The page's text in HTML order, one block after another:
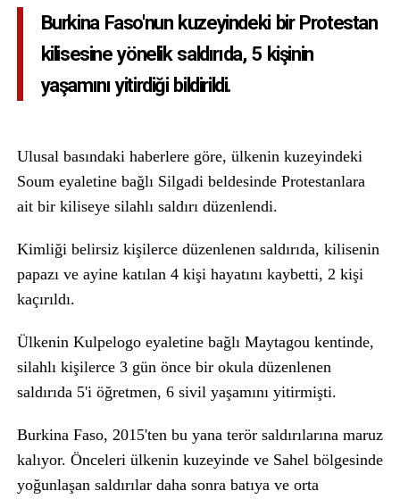
Burkina Faso'nun kuzeyindeki bir Protestan
kilisesine yönelik saldırıda, 5 kişinin
yaşamını yitirdiği bildirildi.
Ulusal basındaki haberlere göre, ülkenin kuzeyindeki
Soum eyaletine bağlı Silgadi beldesinde Protestanlara
ait bir kiliseye silahlı saldırı düzenlendi.
Kimliği belirsiz kişilerce düzenlenen saldırıda, kilisenin
papazı ve ayine katılan 4 kişi hayatını kaybetti, 2 kişi
kaçırıldı.
Ülkenin Kulpelogo eyaletine bağlı Maytagou kentinde,
silahlı kişilerce 3 gün önce bir okula düzenlenen
saldırıda 5'i öğretmen, 6 sivil yaşamını yitirmişti.
Burkina Faso, 2015'ten bu yana terör saldırılarına maruz
kalıyor. Önceleri ülkenin kuzeyinde ve Sahel bölgesinde
yoğunlaşan saldırılar daha sonra batıya ve orta